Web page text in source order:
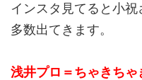
インスタ見てると小
多数出てきます。
浅井プロ＝ちゃきちゃ